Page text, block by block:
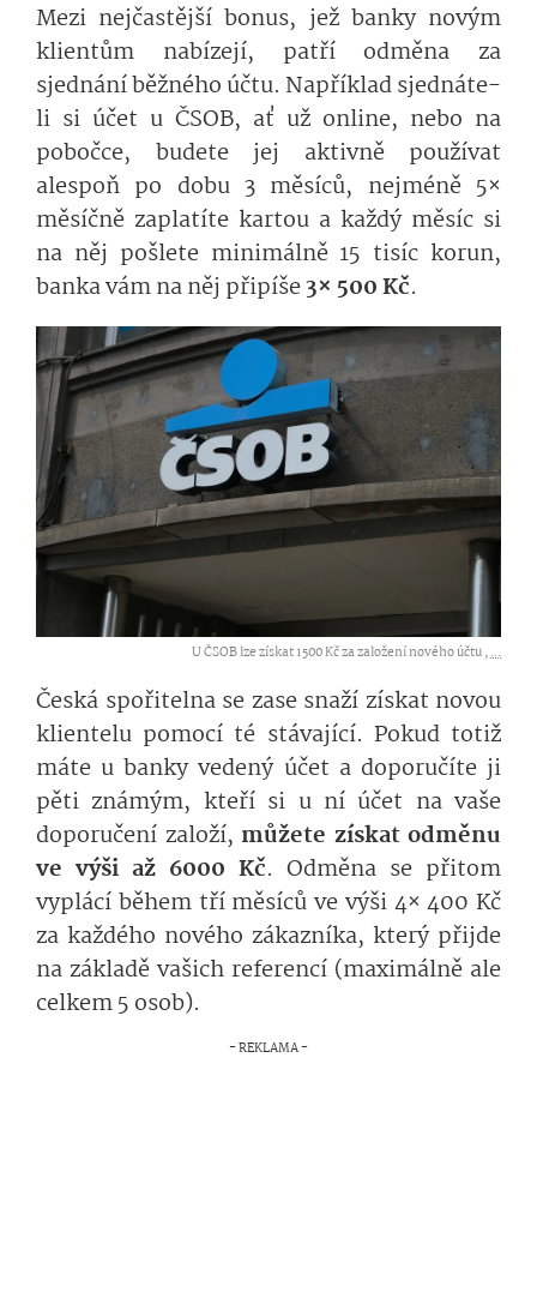
Mezi nejčastější bonus, jež banky novým
klientům nabízejí, patří odměna za
sjednání běžného účtu. Například sjednáte-
li si účet u ČSOB, ať už online, nebo na
pobočce, budete jej aktivně používat
alespoň po dobu 3 měsíců, nejméně 5×
měsíčně zaplatíte kartou a každý měsíc si
na něj pošlete minimálně 15 tisíc korun,
banka vám na něj připíše3× 500 Kč.
U ČSOB lze získat 1500 Kč za založení nového účtu ,...
Česká spořitelna se zase snaží získat novou
klientelu pomocí té stávající. Pokud totiž
máte u banky vedený účet a doporučíte ji
pěti známým, kteří si u ní účet na vaše
doporučení založí, můžete získat odměnu
ve výši až 6000 Kč. Odměna se přitom
vyplácí během tří měsíců ve výši 4× 400 Kč
za každého nového zákazníka, který přijde
na základě vašich referencí (maximálně ale
celkem 5 osob).